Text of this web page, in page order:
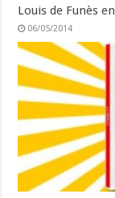
Louis de Funès
06/05/2014